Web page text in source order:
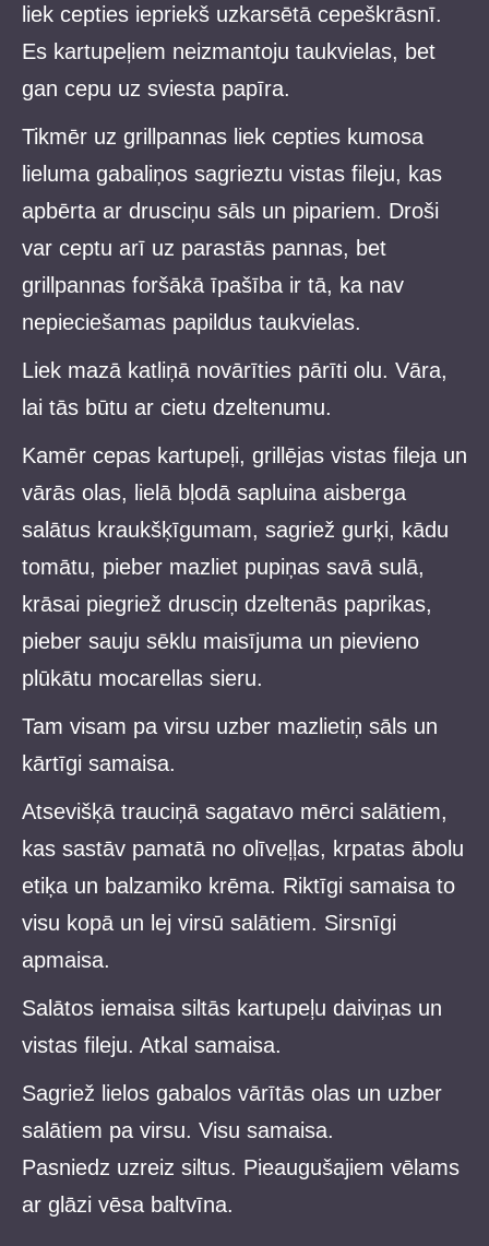
liek cepties iepriekš uzkarsētā cepeškrāsnī.
Es kartupeļiem neizmantoju taukvielas, bet
gan cepu uz sviesta papīra.
Tikmēr uz grillpannas liek cepties kumosa
lieluma gabaliņos sagrieztu vistas fileju, kas
apbērta ar drusciņu sāls un pipariem. Droši
var ceptu arī uz parastās pannas, bet
grillpannas foršākā īpašība ir tā, ka nav
nepieciešamas papildus taukvielas.
Liek mazā katliņā novārīties pārīti olu. Vāra,
lai tās būtu ar cietu dzeltenumu.
Kamēr cepas kartupeļi, grillējas vistas fileja un
vārās olas, lielā bļodā sapluina aisberga
salātus kraukšķīgumam, sagriež gurķi, kādu
tomātu, pieber mazliet pupiņas savā sulā,
krāsai piegriež drusciņ dzeltenās paprikas,
pieber sauju sēklu maisījuma un pievieno
plūkātu mocarellas sieru.
Tam visam pa virsu uzber mazlietiņ sāls un
kārtīgi samaisa.
Atsevišķā trauciņā sagatavo mērci salātiem,
kas sastāv pamatā no olīveļļas, krpatas ābolu
etiķa un balzamiko krēma. Riktīgi samaisa to
visu kopā un lej virsū salātiem. Sirsnīgi
apmaisa.
Salātos iemaisa siltās kartupeļu daiviņas un
vistas fileju. Atkal samaisa.
Sagriež lielos gabalos vārītās olas un uzber
salātiem pa virsu. Visu samaisa.
Pasniedz uzreiz siltus. Pieaugušajiem vēlams
ar glāzi vēsa baltvīna.